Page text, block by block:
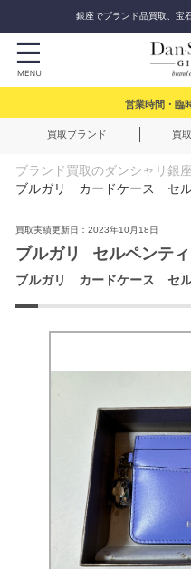
銀座でブランド品買取、宝
営業時間・臨
買取ブランド 買
ブランド買取のダンシャリ銀座
ブルガリ カードケース セ
買取実績更新日：2023年10月18日
ブルガリ セルペンテ
ブルガリ カードケース セ